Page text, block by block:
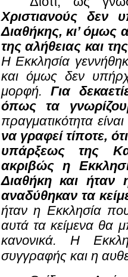
Χριστιανούς δεν
Διαθήκης, κι’ όμως
της αλήθειας και
Η Εκκλησία
και όμως δεν
μορφή.Για
όπως τα
πραγματικότητα
να γραφεί τίποτε,
υπάρξεως της
ακριβώς η
Διαθήκη και ήταν
αναδύθηκαν τα
ήταν η Εκκλησία
αυτά τα κείμενα θα
κανονικά. Η
συγγραφής και η